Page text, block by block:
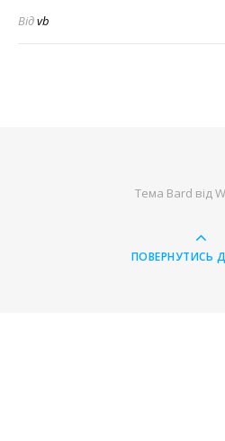
Відvb
Тема Bard від
ПОВЕРНУТИСЬ